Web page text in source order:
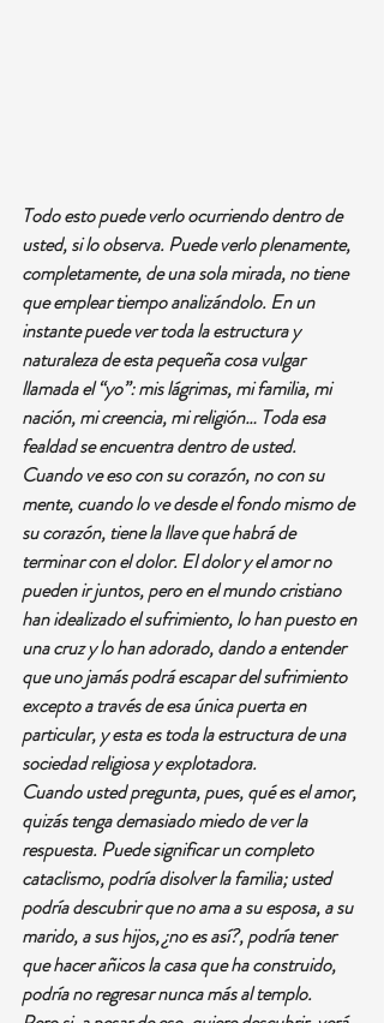
Todo esto puede verlo ocurriendo dentro de
usted, si lo observa. Puede verlo plenamente,
completamente, de una sola mirada, no tiene
que emplear tiempo analizándolo. En un
instante puede ver toda la estructura y
naturaleza de esta pequeña cosa vulgar
llamada el “yo”: mis lágrimas, mi familia, mi
nación, mi creencia, mi religión… Toda esa
fealdad se encuentra dentro de usted.
Cuando ve eso con su corazón, no con su
mente, cuando lo ve desde el fondo mismo de
su corazón, tiene la llave que habrá de
terminar con el dolor. El dolor y el amor no
pueden ir juntos, pero en el mundo cristiano
han idealizado el sufrimiento, lo han puesto en
una cruz y lo han adorado, dando a entender
que uno jamás podrá escapar del sufrimiento
excepto a través de esa única puerta en
particular, y esta es toda la estructura de una
sociedad religiosa y explotadora.
Cuando usted pregunta, pues, qué es el amor,
quizás tenga demasiado miedo de ver la
respuesta. Puede significar un completo
cataclismo, podría disolver la familia; usted
podría descubrir que no ama a su esposa, a su
marido, a sus hijos, ¿no es así?, podría tener
que hacer añicos la casa que ha construido,
podría no regresar nunca más al templo.